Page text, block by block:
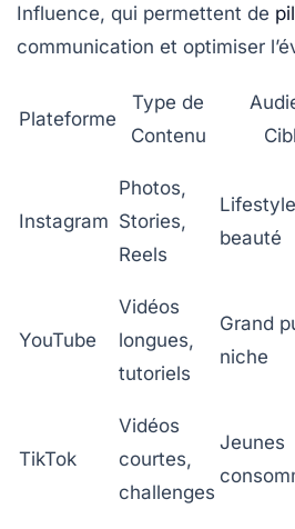
Influence, qui permettent de
communication et optimiser
Plateforme
Type de
Contenu
Instagram
Photos,
Stories,
Reels
beauté
YouTube
Vidéos
longues,
tutoriels
Grand
niche
TikTok
Vidéos
courtes,
challenges
Jeunes